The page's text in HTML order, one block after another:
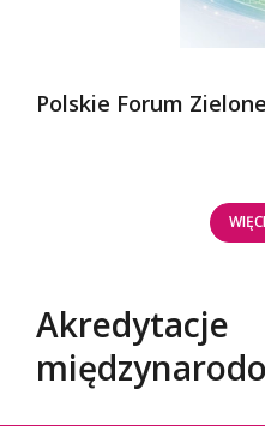
Polskie Forum
Akredytacje